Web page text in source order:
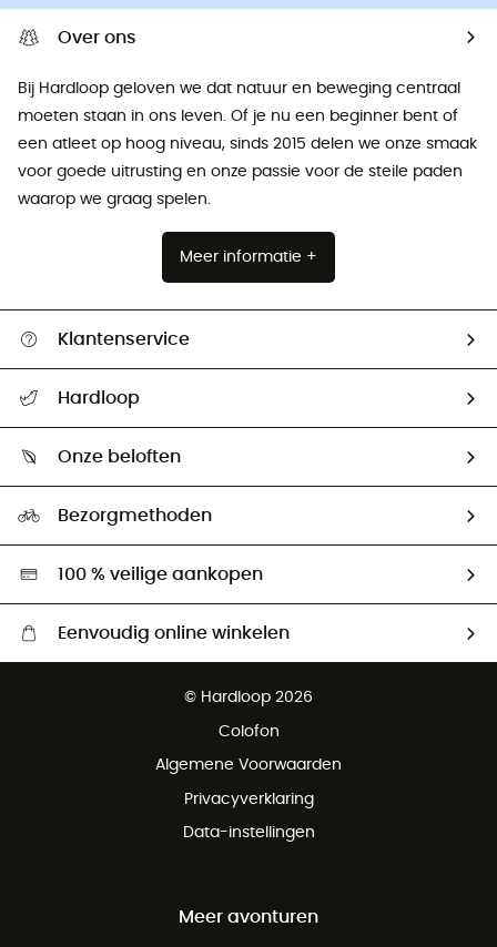
Over ons
Bij Hardloop geloven we dat natuur en beweging centraal
moeten staan ​​in ons leven. Of je nu een beginner bent of
een atleet op hoog niveau, sinds 2015 delen we onze smaak
voor goede uitrusting en onze passie voor de steile paden
waarop we graag spelen.
Meer informatie +
Klantenservice
Retourzendingen & Terugbetalingen
Hardloop
Ambassadeurs
Onze beloften
Hardgreen
Bezorgmethoden
100 % veilige aankopen
Eenvoudig online winkelen
Gratis retourneren binnen 100 dagen
© Hardloop 2026
Colofon
Algemene Voorwaarden
Privacyverklaring
Data-instellingen
Meer avonturen